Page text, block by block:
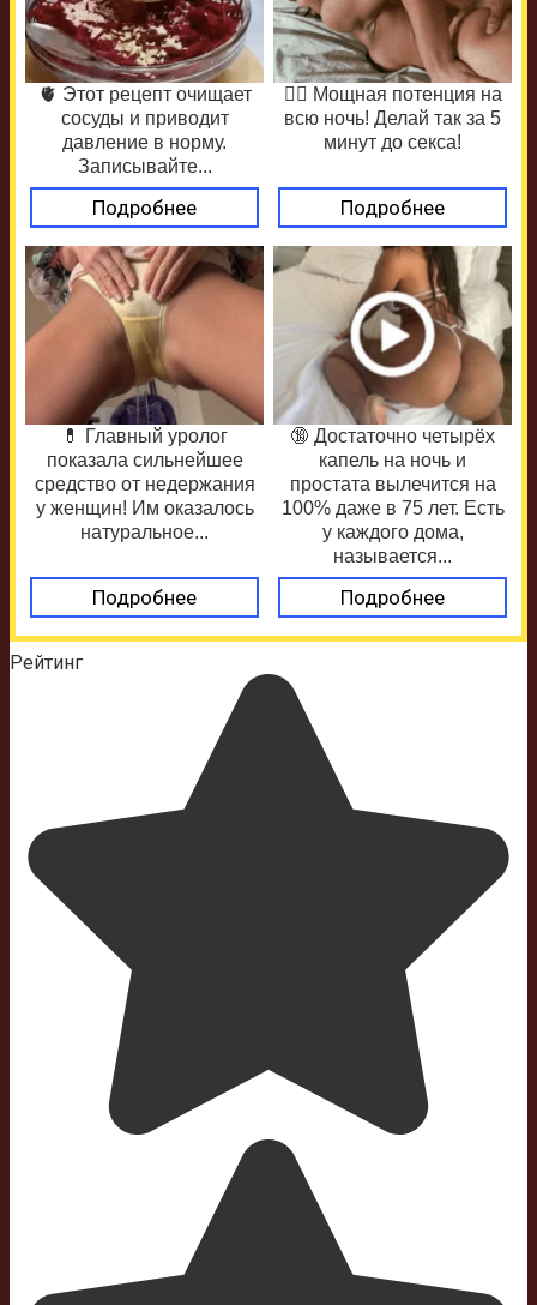
🫀 Этот рецепт очищает
сосуды и приводит
давление в норму.
Записывайте...
Подробнее
❤️‍🔥 Мощная потенция на
всю ночь! Делай так за 5
минут до секса!
Подробнее
💊 Главный уролог
показала сильнейшее
средство от недержания
у женщин! Им оказалось
натуральное...
Подробнее
🔞 Достаточно четырёх
капель на ночь и
простата вылечится на
100% даже в 75 лет. Есть
у каждого дома,
называется...
Подробнее
Рейтинг